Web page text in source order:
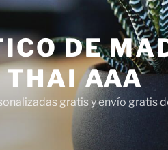
DE
AAA
gratis y envío gratis